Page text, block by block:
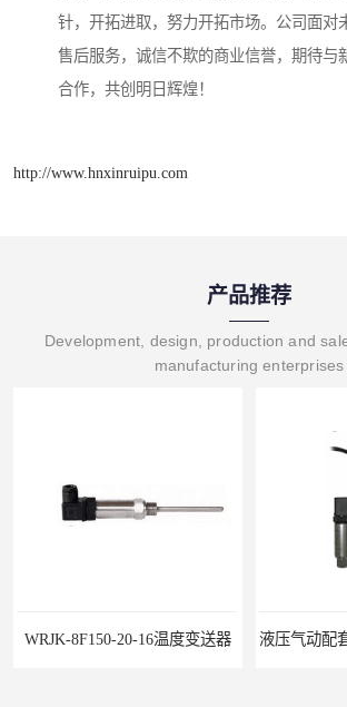
针，开拓进取，努力开拓市场。公司面对
售后服务，诚信不欺的商业信誉，期待与
合作，共创明日辉煌！
http://www.hnxinruipu.com
产品推荐
Development, design, production and
manufacturing enterprises
WRJK-8F150-20-16温度变送器